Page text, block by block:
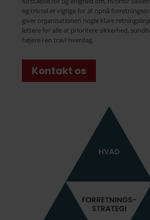
og trivsel er vigtige for at opnå
giver organisationen nogle klare
lettere for alle at prioritere sikkerhed,
højere i en travl hverdag.
Kontakt os